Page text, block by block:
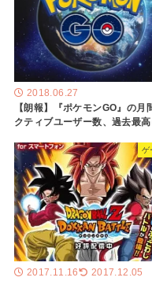
2018.06.27
【朗報】『ポケモンGO』の月
クティブユーザー数、過去最
ゲ
2017.11.16 2017.12.05